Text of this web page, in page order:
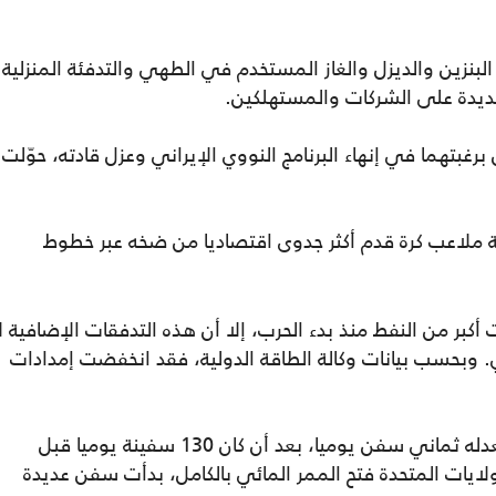
والديزل والغاز المستخدم في الطهي والتدفئة المنزلية
على الشركات والمستهلكين.
في إنهاء البرنامج النووي الإيراني وعزل قادته، حوّلت
ملاعب كرة قدم أكثر جدوى اقتصاديا من ضخه عبر خطوط
من النفط منذ بدء الحرب، إلا أن هذه التدفقات الإضافية
بيانات وكالة الطاقة الدولية، فقد انخفضت إمدادات
قبل الهجمات الأخيرة، كان يعبر المضيق ما معدله ثماني سفن يوميا، بعد أن كان 130 سفينة يوميا قبل
المتحدة فتح الممر المائي بالكامل، بدأت سفن عديدة